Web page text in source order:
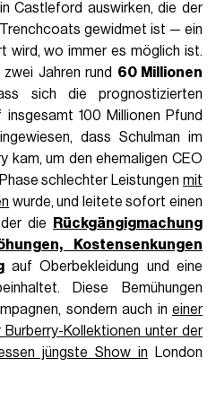
Castleford auswirken, die der
gewidmet ist — ein
wird, wo immer es möglich ist.
Jahren rund 60 Millionen
sich die prognostizierten
insgesamt 100 Millionen Pfund
dass Schulman im
kam, um den ehemaligen CEO
schlechter Leistungen mit
wurde, und leitete sofort einen
die
Rückgängigmachung
Kostensenkungen
auf Oberbekleidung und eine
Diese Bemühungen
sondern auch in einer
Kollektionen unter der
jüngste Show in London